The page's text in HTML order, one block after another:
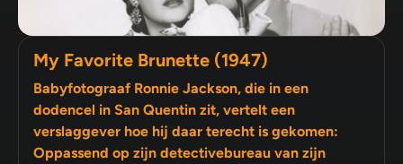
My Favorite Brunette (1947)
Babyfotograaf Ronnie Jackson, die in een
dodencel in San Quentin zit, vertelt een
verslaggever hoe hij daar terecht is gekomen:
Oppassend op zijn detectivebureau van zijn